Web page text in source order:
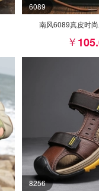
6089
南风6089真皮时
8256